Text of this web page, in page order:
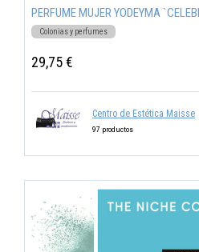
PERFUME MUJER YODEYMA
Colonias y perfumes
29,75 €
Centro de Estética Maisse
97 productos